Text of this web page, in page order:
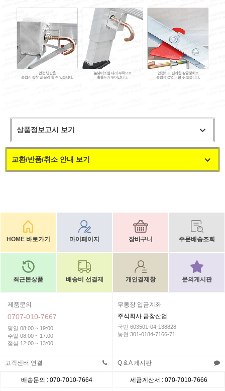
상품정보고시 보기
교환/반품/취소 안내 보기
HOME 바로가기 마이페이지 장바구니 주문배송조회
최근본상품 배송비 선결제 개인결제창 문의게시판
제품문의
0707-010-7667
평일 08:00 ~ 19:00
주말 08:00 ~ 17:00
점심 12:00 ~ 13:00
무통장 입금계좌
주식회사 금창산업
국민 603501-04-138828
농협 301-0184-7166-71
고객센터 연결 Q & A 게시판
배송문의 : 070-7010-7664 세금계산서 : 070-7010-7666